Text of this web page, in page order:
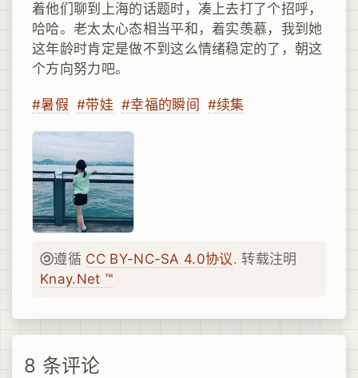
着他们聊到上海的话题时，凑上去打了个招呼，
哈哈。老太太心态相当平和，着实羡慕，我到她
这年龄时肯定是做不到这么情绪稳定的了，朝这
个方向努力吧。
#暑假 #带娃 #幸福的瞬间 #续集
遵循 CC BY-NC-SA 4.0协议. 转载注明
Knay.Net ™
8 条评论